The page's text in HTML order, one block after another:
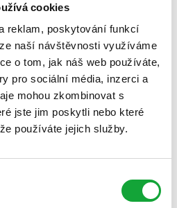
cookies
reklam, poskytování funkcí
naší návštěvnosti využíváme
o tom, jak náš web používáte,
pro sociální média, inzerci a
mohou zkombinovat s
jste jim poskytli nebo které
používáte jejich služby.